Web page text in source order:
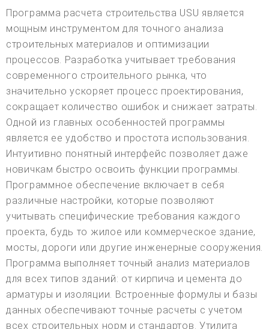
Программа расчета строительства USU является
мощным инструментом для точного анализа
строительных материалов и оптимизации
процессов. Разработка учитывает требования
современного строительного рынка, что
значительно ускоряет процесс проектирования,
сокращает количество ошибок и снижает затраты.
Одной из главных особенностей программы
является ее удобство и простота использования.
Интуитивно понятный интерфейс позволяет даже
новичкам быстро освоить функции программы.
Программное обеспечение включает в себя
различные настройки, которые позволяют
учитывать специфические требования каждого
проекта, будь то жилое или коммерческое здание,
мосты, дороги или другие инженерные сооружения.
Программа выполняет точный анализ материалов
для всех типов зданий: от кирпича и цемента до
арматуры и изоляции. Встроенные формулы и базы
данных обеспечивают точные расчеты с учетом
всех строительных норм и стандартов. Утилита